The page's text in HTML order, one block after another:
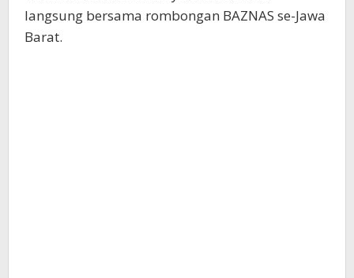
langsung bersama rombongan BAZNAS se-Jawa
Barat.